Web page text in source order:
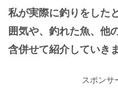
私が実際に釣りをした
囲気や、釣れた魚、他
含併せて紹介していき
スポンサ